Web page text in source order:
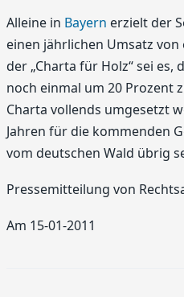
Alleine in Bayern erzielt der
einen jährlichen Umsatz von
der „Charta für Holz“ sei es,
noch einmal um 20 Prozent
Charta vollends umgesetzt
Jahren für die kommenden
vom deutschen Wald übrig
Pressemitteilung von
Am 15-01-2011